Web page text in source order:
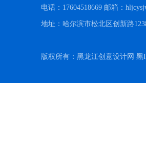
电话：17604518669 邮箱：
地址：哈尔滨市松北区创新路
版权所有：黑龙江创意设计网 黑